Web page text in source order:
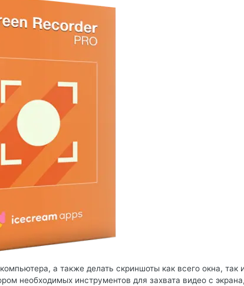
а также делать скриншоты как всего окна, так
необходимых инструментов для захвата видео с